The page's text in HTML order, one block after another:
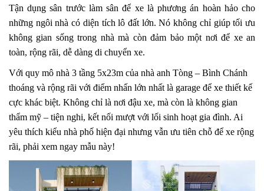
Tận dụng sân trước làm sân để xe là phương án hoàn hảo cho
những ngôi nhà có diện tích lô đất lớn. Nó không chỉ giúp tối ưu
không gian sống trong nhà mà còn đảm bảo một nơi để xe an
toàn, rộng rãi, dễ dàng di chuyển xe.
Với quy mô nhà 3 tầng 5x23m của nhà anh Tòng – Bình Chánh
thoáng và rộng rãi với điểm nhấn lớn nhất là garage để xe thiết kế
cực khác biệt. Không chỉ là nơi đậu xe, mà còn là không gian
thẩm mỹ – tiện nghi, kết nối mượt với lối sinh hoạt gia đình. Ai
yêu thích kiểu nhà phố hiện đại nhưng vẫn ưu tiên chỗ để xe rộng
rãi, phải xem ngay mẫu này!